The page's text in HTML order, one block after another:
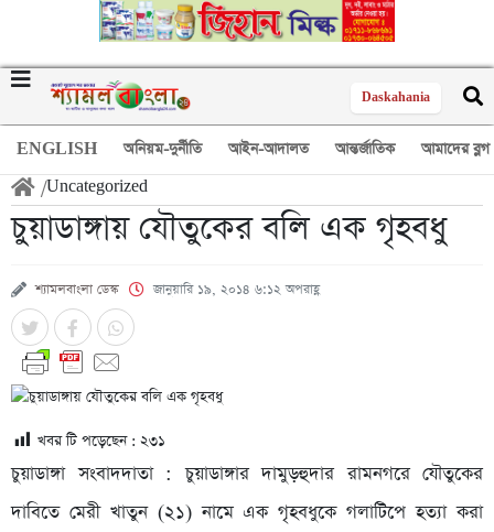
Daskahania
ENGLISH অনিয়ম-দুর্নীতি আইন-আদালত আন্তর্জাতিক আমাদের ব্লগ
/Uncategorized
চুয়াডাঙ্গায় যৌতুকের বলি এক গৃহবধু
শ্যামলবাংলা ডেস্ক জানুয়ারি ১৯, ২০১৪ ৬:১২ অপরাহ্ণ
খবর টি পড়েছেন : ২৩১
চুয়াডাঙ্গা সংবাদদাতা : চুয়াডাঙ্গার দামুড়হুদার রামনগরে যৌতুকের
দাবিতে মেরী খাতুন (২১) নামে এক গৃহবধুকে গলাটিপে হত্যা করা